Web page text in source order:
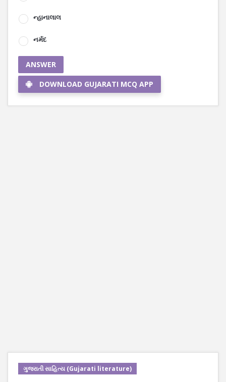
ન્હાનાલાલ
નર્મદ
ANSWER
DOWNLOAD GUJARATI MCQ APP
ગુજરાતી સાહિત્ય (Gujarati literature)